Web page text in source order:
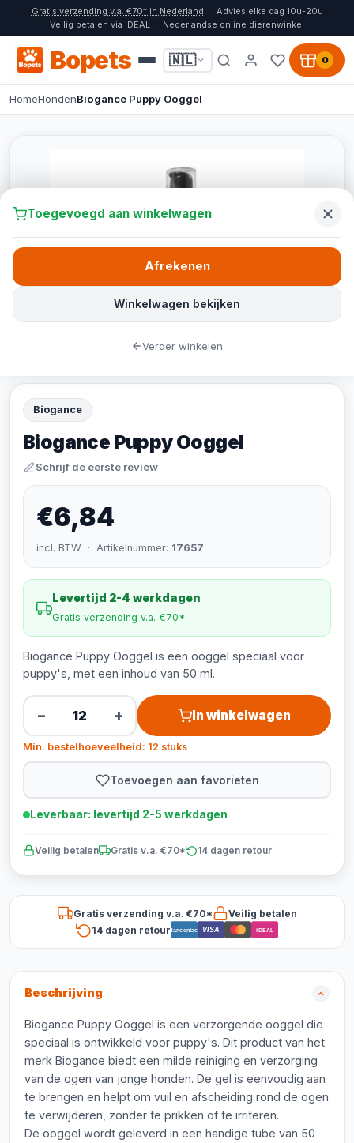
Gratis verzending v.a. €70* in Nederland
Advies elke dag 10u-20u
Veilig betalen via iDEAL
Nederlandse online dierenwinkel
Bopets 🇳🇱 0
HomeHondenBiogance Puppy Ooggel
Biogance
Biogance Puppy Ooggel
Schrijf de eerste review
€6,84
incl. BTW · Artikelnummer: 17657
Levertijd 2-4 werkdagen
Gratis verzending v.a. €70*
Biogance Puppy Ooggel is een ooggel speciaal voor
puppy's, met een inhoud van 50 ml.
− + In winkelwagen
Min. bestelhoeveelheid: 12 stuks
Toevoegen aan favorieten
Leverbaar: levertijd 2-5 werkdagen
Veilig betalen Gratis v.a. €70* 14 dagen retour
Gratis verzending v.a. €70*
Veilig betalen
14 dagen retourBancontact VISA iDEAL
Beschrijving
Biogance Puppy Ooggel is een verzorgende ooggel die
speciaal is ontwikkeld voor puppy's. Dit product van het
merk Biogance biedt een milde reiniging en verzorging
van de ogen van jonge honden. De gel is eenvoudig aan
te brengen en helpt om vuil en afscheiding rond de ogen
te verwijderen, zonder te prikken of te irriteren.
De ooggel wordt geleverd in een handige tube van 50
Toegevoegd aan winkelwagen
Winkelwagen bekijken
Afrekenen
Verder winkelen